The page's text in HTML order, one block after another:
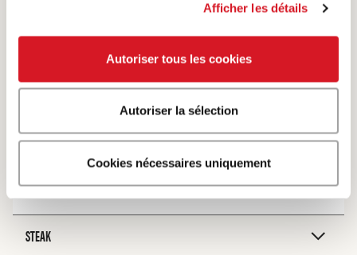
Afficher les détails
Autoriser tous les cookies
Autoriser la sélection
Cookies nécessaires uniquement
Un rôti est une grosse pièce de viande que l’on
peut faire rôtir, ou le morceau déjà cuit.
PRÉPARATION
STEAK